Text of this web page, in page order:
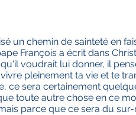
un chemin de sainteté en
François a écrit dans
voudrait lui donner, il
pleinement ta vie et te
ce sera certainement
toute autre chose en ce
parce que ce sera du